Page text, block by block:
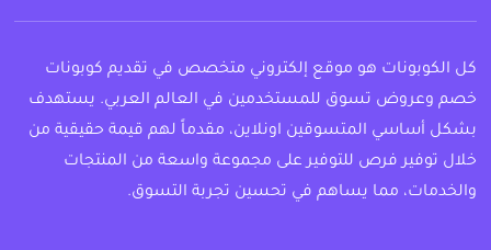
كل الكوبونات هو موقع إلكتروني متخصص في تقديم كوبونات
خصم وعروض تسوق للمستخدمين في العالم العربي. يستهدف
بشكل أساسي المتسوقين اونلاين، مقدماً لهم قيمة حقيقية من
خلال توفير فرص للتوفير على مجموعة واسعة من المنتجات
والخدمات، مما يساهم في تحسين تجربة التسوق.